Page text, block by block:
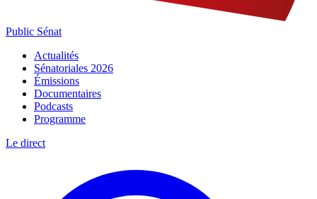
Public Sénat
Actualités
Sénatoriales 2026
Émissions
Documentaires
Podcasts
Programme
Le direct